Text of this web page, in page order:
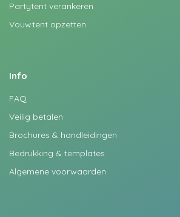
Partytent verankeren
Vouwtent opzetten
Info
FAQ
Veilig betalen
Brochures & handleidingen
Bedrukking & templates
Algemene voorwaarden